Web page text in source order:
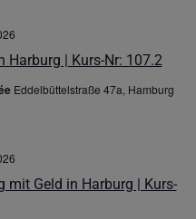
Harburg | Kurs-Nr: 107.2
Eddelbüttelstraße 47a, Hamburg
mit Geld in Harburg | Kurs-